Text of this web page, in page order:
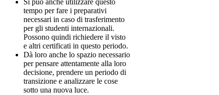
Si può anche utilizzare questo
tempo per fare i preparativi
necessari in caso di trasferimento
per gli studenti internazionali.
Possono quindi richiedere il visto
e altri certificati in questo periodo.
Dà loro anche lo spazio necessario
per pensare attentamente alla loro
decisione, prendere un periodo di
transizione e analizzare le cose
sotto una nuova luce.